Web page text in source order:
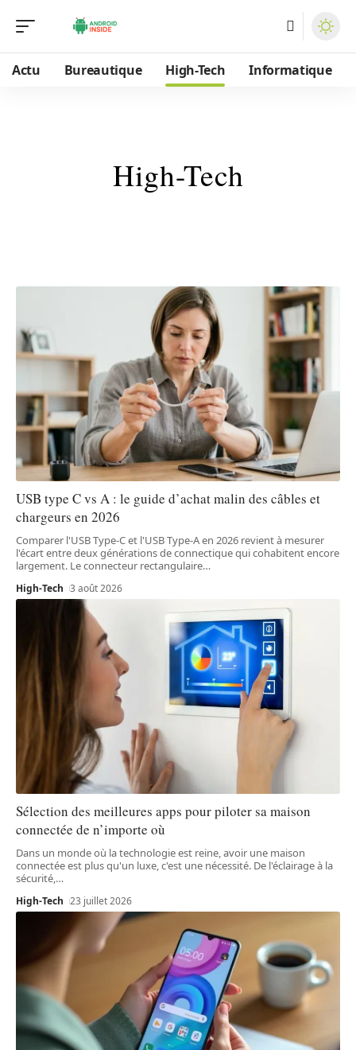
Actu Bureautique High-Tech Informatique
High-Tech
USB type C vs A : le guide d’achat malin des câbles et
chargeurs en 2026
Comparer l'USB Type-C et l'USB Type-A en 2026 revient à mesurer
l'écart entre deux générations de connectique qui cohabitent encore
largement. Le connecteur rectangulaire…
High-Tech 3 août 2026
Sélection des meilleures apps pour piloter sa maison
connectée de n’importe où
Dans un monde où la technologie est reine, avoir une maison
connectée est plus qu'un luxe, c'est une nécessité. De l'éclairage à la
sécurité, …
High-Tech 23 juillet 2026